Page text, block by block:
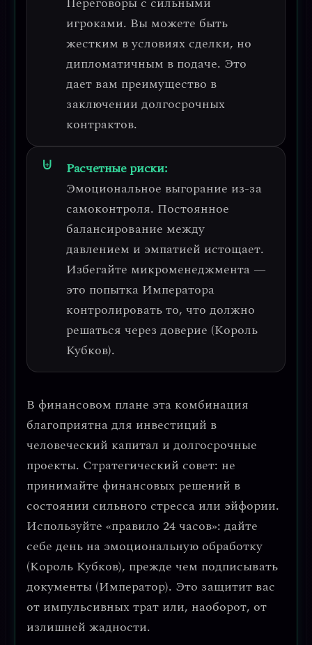
игроками. Вы можете быть
жестким в условиях сделки, но
дипломатичным в подаче. Это
дает вам преимущество в
заключении долгосрочных
контрактов.
Расчетные риски:
Эмоциональное выгорание из-за
самоконтроля. Постоянное
балансирование между
давлением и эмпатией истощает.
Избегайте микроменеджмента —
это попытка Императора
контролировать то, что должно
решаться через доверие (Король
Кубков).
В финансовом плане эта комбинация
благоприятна для инвестиций в
человеческий капитал и долгосрочные
проекты. Стратегический совет: не
принимайте финансовых решений в
состоянии сильного стресса или эйфории.
Используйте «правило 24 часов»: дайте
себе день на эмоциональную обработку
(Король Кубков), прежде чем подписывать
документы (Император). Это защитит вас
от импульсивных трат или, наоборот, от
излишней жадности.